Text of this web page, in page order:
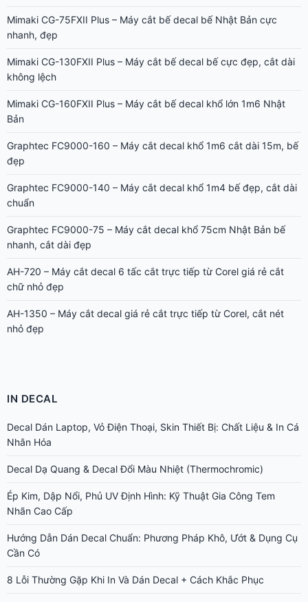
Mimaki CG-75FXII Plus – Máy cắt bế decal bế Nhật Bản cực
nhanh, đẹp
Mimaki CG-130FXII Plus – Máy cắt bế decal bế cực đẹp, cắt dài
không lệch
Mimaki CG-160FXII Plus – Máy cắt bế decal khổ lớn 1m6 Nhật
Bản
Graphtec FC9000-160 – Máy cắt decal khổ 1m6 cắt dài 15m, bế
đẹp
Graphtec FC9000-140 – Máy cắt decal khổ 1m4 bế đẹp, cắt dài
chuẩn
Graphtec FC9000-75 – Máy cắt decal khổ 75cm Nhật Bản bế
nhanh, cắt dài đẹp
AH-720 – Máy cắt decal 6 tấc cắt trực tiếp từ Corel giá rẻ cắt
chữ nhỏ đẹp
AH-1350 – Máy cắt decal giá rẻ cắt trực tiếp từ Corel, cắt nét
nhỏ đẹp
IN DECAL
Decal Dán Laptop, Vỏ Điện Thoại, Skin Thiết Bị: Chất Liệu & In Cá
Nhân Hóa
Decal Dạ Quang & Decal Đổi Màu Nhiệt (Thermochromic)
Ép Kim, Dập Nổi, Phủ UV Định Hình: Kỹ Thuật Gia Công Tem
Nhãn Cao Cấp
Hướng Dẫn Dán Decal Chuẩn: Phương Pháp Khô, Ướt & Dụng Cụ
Cần Có
8 Lỗi Thường Gặp Khi In Và Dán Decal + Cách Khắc Phục